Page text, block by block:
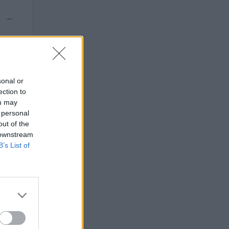
or
to
may
of the
List of
—